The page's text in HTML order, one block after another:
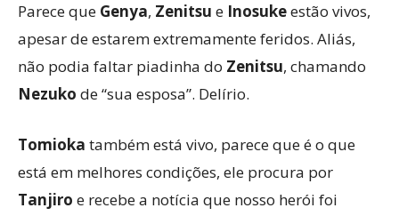
Parece que Genya, Zenitsu e Inosukeestão vivos,
apesar de estarem extremamente feridos. Aliás,
não podia faltar piadinha do Zenitsu, chamando
Nezuko de “sua esposa”. Delírio.
Tomioka também está vivo, parece que é o que
está em melhores condições, ele procura por
Tanjiro e recebe a notícia que nosso herói foi